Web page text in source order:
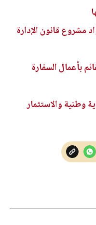
مشروع قانون الإدارة
بأعمال السفارة
وطنية والاستثمار